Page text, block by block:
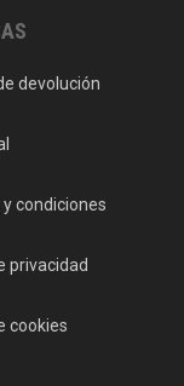
devolución
condiciones
privacidad
cookies